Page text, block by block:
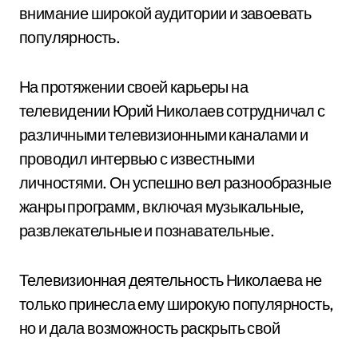
внимание широкой аудитории и завоевать
популярность.
На протяжении своей карьеры на
телевидении Юрий Николаев сотрудничал с
различными телевизионными каналами и
проводил интервью с известными
личностями. Он успешно вел разнообразные
жанры программ, включая музыкальные,
развлекательные и познавательные.
Телевизионная деятельность Николаева не
только принесла ему широкую популярность,
но и дала возможность раскрыть свой